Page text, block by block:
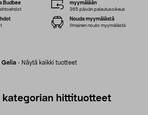
Gelia- Näytä kaikki tuotteet
Budbee
myymälään
365 päivän palautusoikeus
Nouda myymälästä
Ilmainen nouto myymälästä
kategorian hittituotteet